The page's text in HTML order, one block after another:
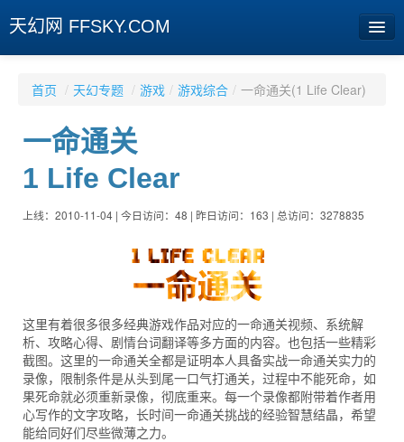
天幻网 FFSKY.COM
旧版临时
[登陆] [注册]
首页 / 天幻专题 / 游戏 / 游戏综合 / 一命通关(1 Life Clear)
一命通关
1 Life Clear
上线：2010-11-04 | 今日访问：48 | 昨日访问：163 | 总访问：3278835
这里有着很多很多经典游戏作品对应的一命通关视频、系统解
析、攻略心得、剧情台词翻译等多方面的内容。也包括一些精彩
截图。这里的一命通关全都是证明本人具备实战一命通关实力的
录像，限制条件是从头到尾一口气打通关，过程中不能死命，如
果死命就必须重新录像，彻底重来。每一个录像都附带着作者用
心写作的文字攻略，长时间一命通关挑战的经验智慧结晶，希望
能给同好们尽些微薄之力。